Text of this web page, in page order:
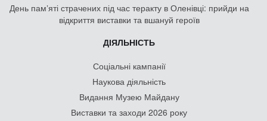
День памʼяті страчених під час теракту в Оленівці: прийди на
відкриття виставки та вшануй героїв
ДІЯЛЬНІСТЬ
Соціальні кампанії
Наукова діяльність
Видання Музею Майдану
Виставки та заходи 2026 року